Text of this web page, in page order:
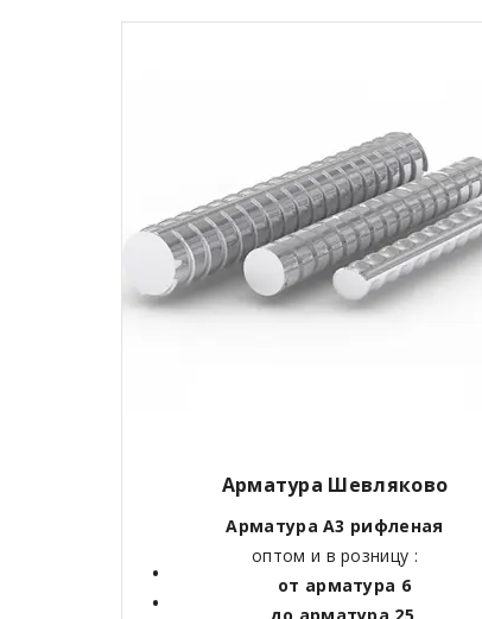
Арматура Шевляково
Арматура А3 рифленая
оптом и в розницу :
от арматура 6